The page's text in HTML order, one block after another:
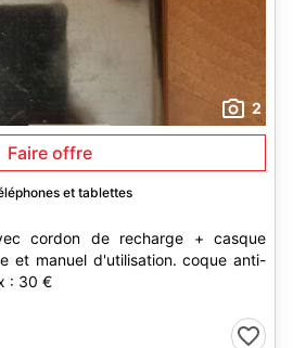
2
Faire offre
et tablettes
cordon de recharge + casque
et manuel d'utilisation. coque anti-
: 30 €